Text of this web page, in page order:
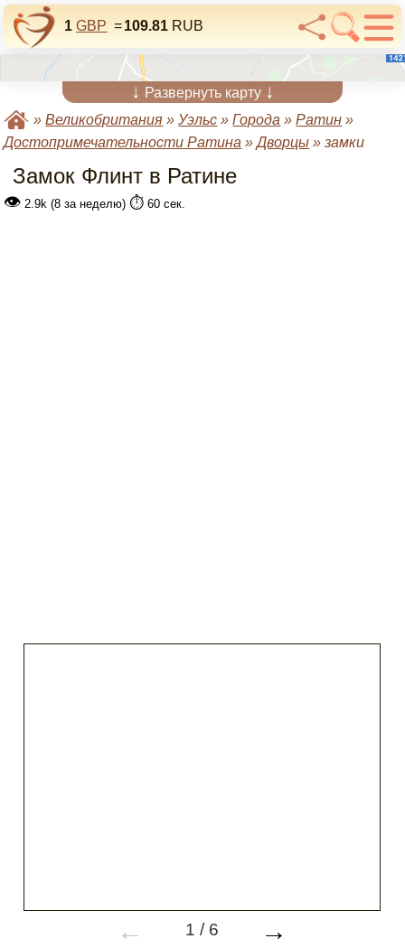
1 GBP =109.81 RUB
↓ Развернуть карту ↓
»Великобритания »Уэльс »Города »Ратин »
Достопримечательности Ратина »Дворцы »замки
Замок Флинт в Ратине
👁 2.9k (8 за неделю) ⏱️ 60 сек.
← 1 / 6 →